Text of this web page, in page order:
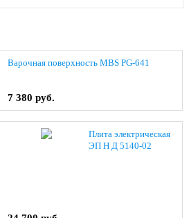
Варочная поверхность MBS PG-641
7 380 руб.
Плита электрическая
ЭП Н Д 5140-02